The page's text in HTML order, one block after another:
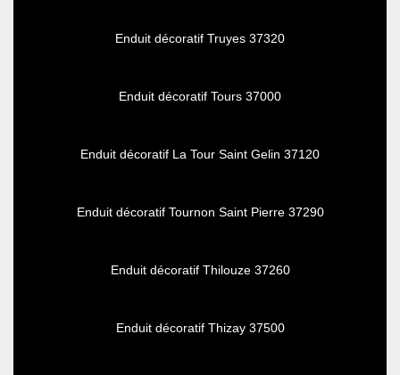
Enduit décoratif Truyes 37320
Enduit décoratif Tours 37000
Enduit décoratif La Tour Saint Gelin 37120
Enduit décoratif Tournon Saint Pierre 37290
Enduit décoratif Thilouze 37260
Enduit décoratif Thizay 37500